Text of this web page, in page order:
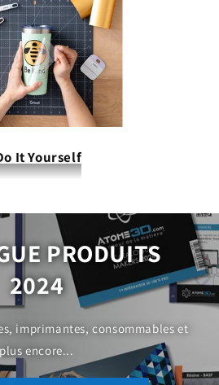
It Yourself
PRODUITS
2024
imprimantes, consommables et
plus encore...